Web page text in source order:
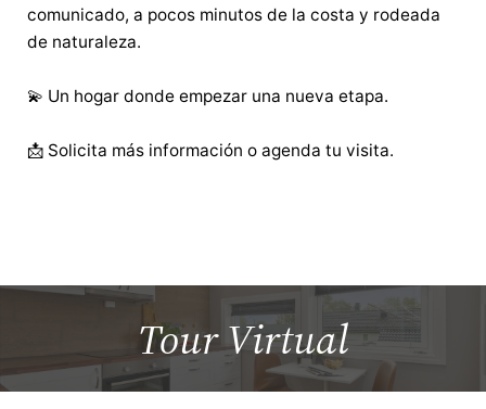
comunicado, a pocos minutos de la costa y rodeada
de naturaleza.
💫 Un hogar donde empezar una nueva etapa.
📩 Solicita más información o agenda tu visita.
TourVirtual